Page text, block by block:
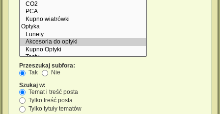
Przeszukaj subfora:
Tak
Nie
Szukaj w:
Temat i treść posta
Tylko treść posta
Tylko tytuły tematów